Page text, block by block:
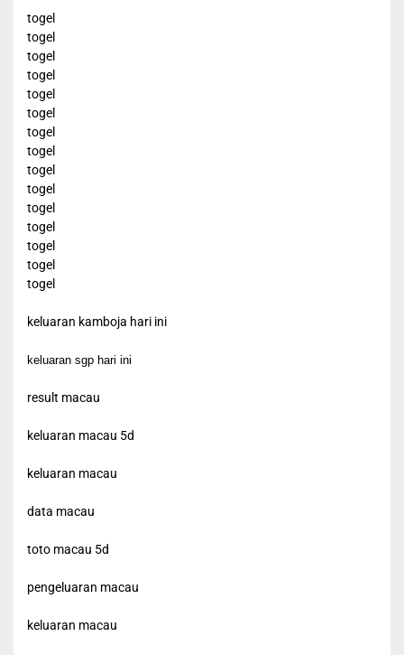
togel
togel
togel
togel
togel
togel
togel
togel
togel
togel
togel
togel
togel
togel
togel
keluaran kamboja hari ini
keluaran sgp hari ini
result macau
keluaran macau 5d
keluaran macau
data macau
toto macau 5d
pengeluaran macau
keluaran macau